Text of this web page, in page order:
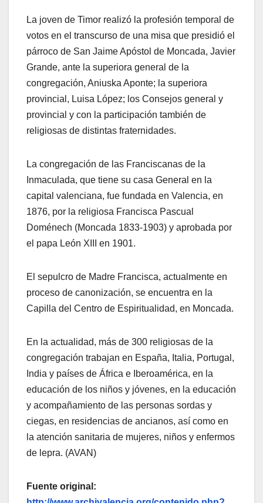
La joven de Timor realizó la profesión temporal de
votos en el transcurso de una misa que presidió el
párroco de San Jaime Apóstol de Moncada, Javier
Grande, ante la superiora general de la
congregación, Aniuska Aponte; la superiora
provincial, Luisa López; los Consejos general y
provincial y con la participación también de
religiosas de distintas fraternidades.
La congregación de las Franciscanas de la
Inmaculada, que tiene su casa General en la
capital valenciana, fue fundada en Valencia, en
1876, por la religiosa Francisca Pascual
Doménech (Moncada 1833-1903) y aprobada por
el papa León XIII en 1901.
El sepulcro de Madre Francisca, actualmente en
proceso de canonización, se encuentra en la
Capilla del Centro de Espiritualidad, en Moncada.
En la actualidad, más de 300 religiosas de la
congregación trabajan en España, Italia, Portugal,
India y países de África e Iberoamérica, en la
educación de los niños y jóvenes, en la educación
y acompañamiento de las personas sordas y
ciegas, en residencias de ancianos, así como en
la atención sanitaria de mujeres, niños y enfermos
de lepra. (AVAN)
Fuente original: